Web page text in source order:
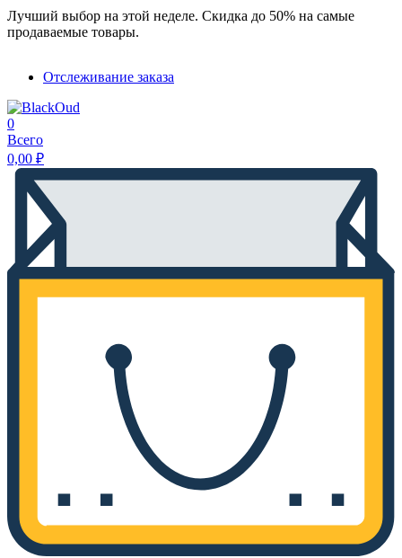
Лучший выбор на этой неделе. Скидка до 50% на самые
продаваемые товары.
Отслеживание заказа
0
Всего
0,00 ₽